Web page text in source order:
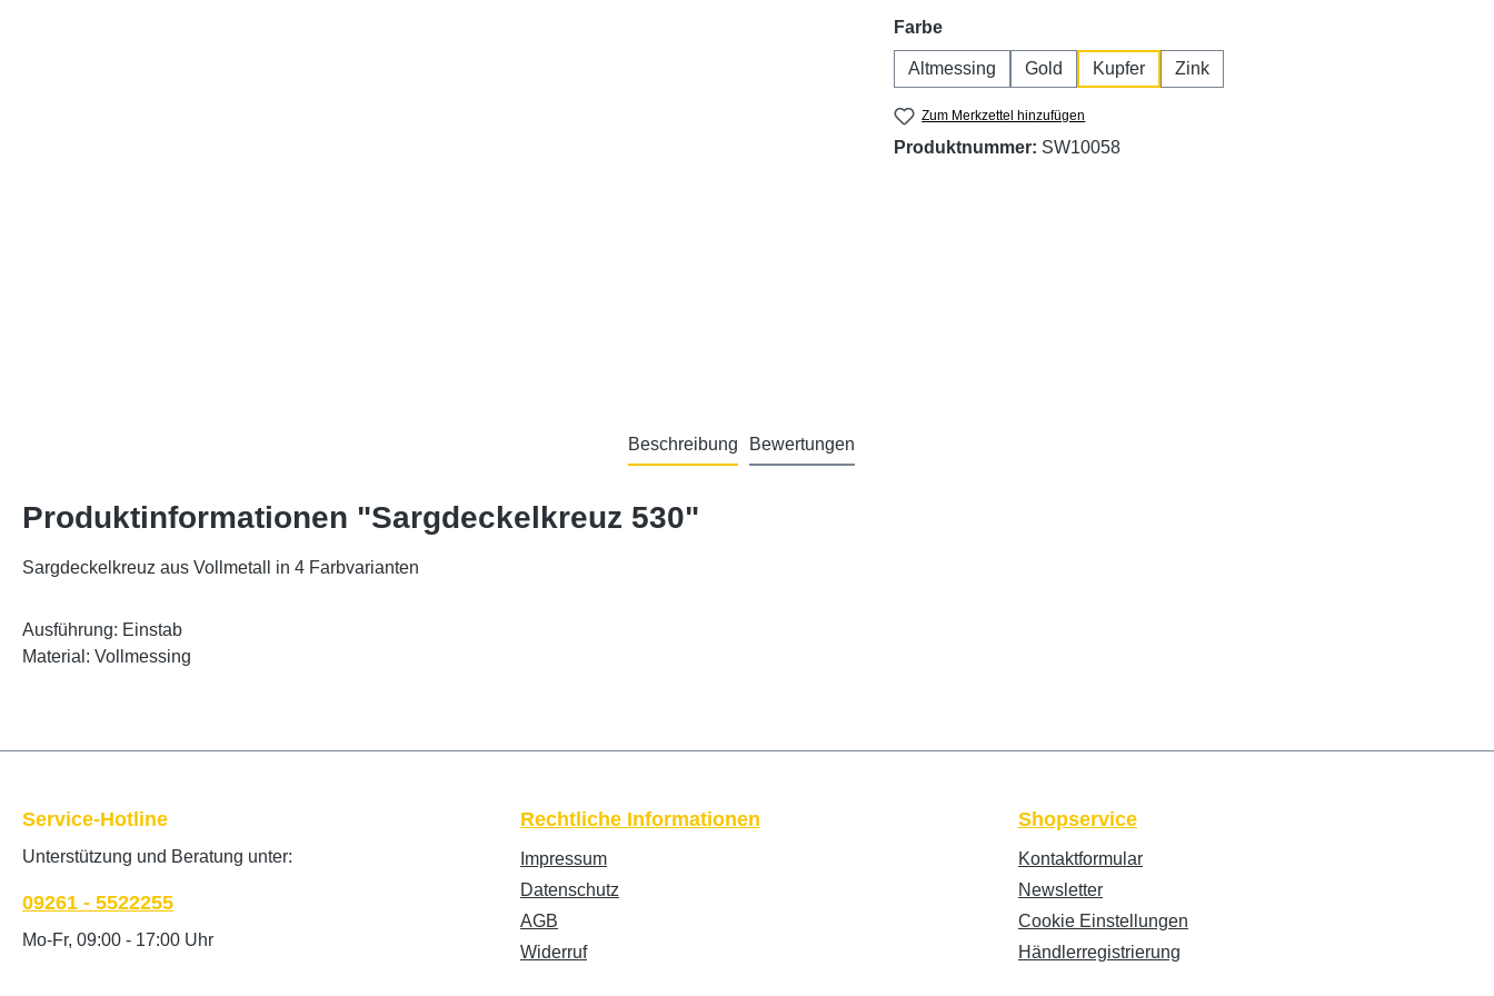
Farbeauswählen
Altmessing Gold Kupfer Zink
Zum Merkzettel hinzufügen
Produktnummer: SW10058
Beschreibung Bewertungen
Produktinformationen "Sargdeckelkreuz 530"
Sargdeckelkreuz aus Vollmetall in 4 Farbvarianten
Ausführung: Einstab
Material: Vollmessing
Service-Hotline
Unterstützung und Beratung unter:
09261 - 5522255
Mo-Fr, 09:00 - 17:00 Uhr
Rechtliche Informationen
Impressum
Datenschutz
AGB
Widerruf
Shopservice
Kontaktformular
Newsletter
Cookie Einstellungen
Händlerregistrierung